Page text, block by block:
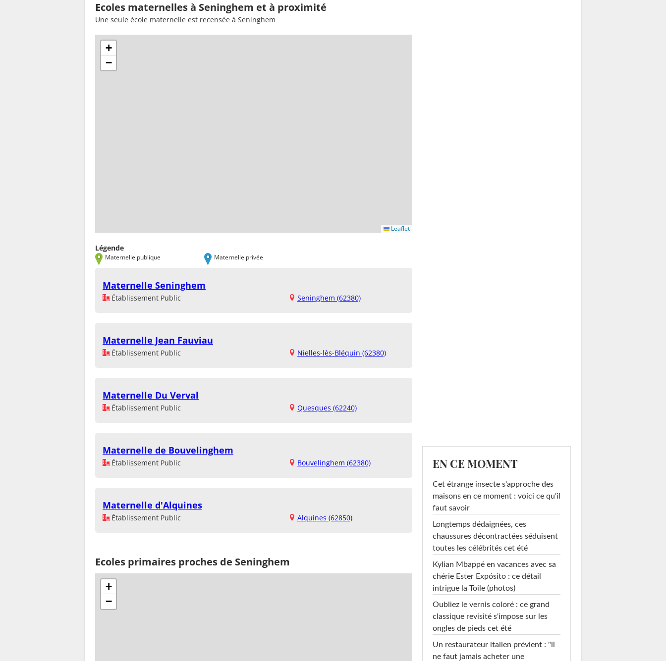
Ecoles maternelles à Seninghem et à proximité
Une seule école maternelle est recensée à Seninghem
+
−
Leaflet
Légende
Maternelle publique Maternelle privée
Maternelle Seninghem
Établissement Public Seninghem (62380)
Maternelle Jean Fauviau
Établissement Public Nielles-lès-Bléquin (62380)
Maternelle Du Verval
Établissement Public Quesques (62240)
Maternelle de Bouvelinghem
Établissement Public Bouvelinghem (62380)
Maternelle d'Alquines
Établissement Public Alquines (62850)
Ecoles primaires proches de Seninghem
+
−
EN CE MOMENT
Cet étrange insecte s'approche des
maisons en ce moment : voici ce qu'il
faut savoir
Longtemps dédaignées, ces
chaussures décontractées séduisent
toutes les célébrités cet été
Kylian Mbappé en vacances avec sa
chérie Ester Expósito : ce détail
intrigue la Toile (photos)
Oubliez le vernis coloré : ce grand
classique revisité s'impose sur les
ongles de pieds cet été
Un restaurateur italien prévient : "il
ne faut jamais acheter une